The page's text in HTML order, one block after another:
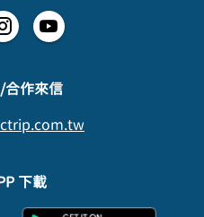
合作來信
下載